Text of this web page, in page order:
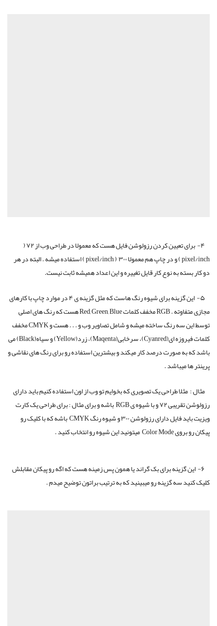
۴- برای تعیین کردن رزولوشن فایل هست که معمولا در طراحی وب از ۷۲ (
pixel/inch ) و در چاپ هم معمولا ۳۰۰ ( pixel/inch ) استفاده میشه . البته در هر
دو کار بسته به نوع کار قایل تغییره و این اعداد همیشه ثابت نیست.
۵- این گزینه برای شیوه رنگ هاست که مثل گزینه ی ۴ در موارد چاپ با کارهای
مجازی متفاوته . RGB مخفف کلمات Red, Green, Blue هست که رنگ های اصلی
توسط این سه رنگ ساخته میشه و شامل تصاویر وب و . . . هست و CMYK مخفف
کلمات فیروزه ای(Cyanred)، سرخابی(Maqenta)، زرد(Yellow) و سیاه(Black) می
باشد که به صورت درصد کار میکند و بیشترین استفاده رو برای رنگ های نقاشی و
پرینتر ها میباشد .
مثال : مثلا طراحی یک تصویری که بخوایم تو وب از اون استفاده کنیم باید دارای
رزولوشن تقریبی ۷۲ و با شیوه ی RGB باشه و برای مثال : برای طراحی یک کارت
ویزیت باید فایل دارای رزولوشن ۳۰۰ و شیوه رنگ CMYK باشه که با کلیک رو
پیکان رو بروی Color Mode میتونید این شیوه رو انتخاب کنید .
۶- این گزینه برای بک گراند یا همون پس زمینه هست که اگه رو پیکان مقابلش
کلیک کنید سه گزینه رو میبینید که به ترتیب براتون توضیح میدم .